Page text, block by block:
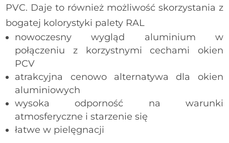
REHAU Linea Kisi - srebrna
PVC. Daje to również możliwość skorzystania z
bogatej kolorystyki palety RAL
nowoczesny wygląd aluminium w
połączeniu z korzystnymi cechami okien
PCV
atrakcyjna cenowo alternatywa dla okien
aluminiowych
wysoka odporność na warunki
atmosferyczne i starzenie się
łatwe w pielęgnacji